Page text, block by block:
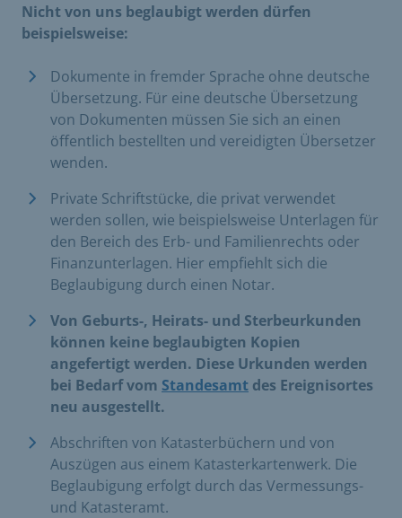
Nicht von uns beglaubigt werden dürfen
beispielsweise:
Dokumente in fremder Sprache ohne deutsche
Übersetzung. Für eine deutsche Übersetzung
von Dokumenten müssen Sie sich an einen
öffentlich bestellten und vereidigten Übersetzer
wenden.
Private Schriftstücke, die privat verwendet
werden sollen, wie beispielsweise Unterlagen für
den Bereich des Erb- und Familienrechts oder
Finanzunterlagen. Hier empfiehlt sich die
Beglaubigung durch einen Notar.
Von Geburts-, Heirats- und Sterbeurkunden
können keine beglaubigten Kopien
angefertigt werden. Diese Urkunden werden
bei Bedarf vom Standesamt des Ereignisortes
neu ausgestellt.
Abschriften von Katasterbüchern und von
Auszügen aus einem Katasterkartenwerk. Die
Beglaubigung erfolgt durch das Vermessungs-
und Katasteramt.